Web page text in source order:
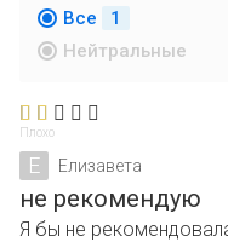
Все 1
Нейтральные
Плохо
Е Елизавета
не рекомендую
Я бы не